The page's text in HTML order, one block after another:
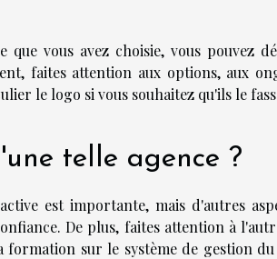
vous avez choisie, vous pouvez
faites attention aux options, aux
le logo si vous souhaitez qu'ils le
telle agence ?
est importante, mais d'autres
De plus, faites attention à
sur le système de gestion du